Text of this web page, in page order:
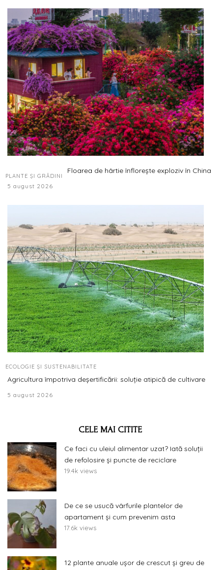
PLANTE ȘI GRĂDINI
Floarea de hârtie înflorește exploziv în China
5 august 2026
ECOLOGIE ȘI SUSTENABILITATE
Agricultura împotriva deșertificării: soluție atipică de cultivare
5 august 2026
CELE MAI CITITE
Ce faci cu uleiul alimentar uzat? Iată soluții
de refolosire și puncte de reciclare
19.4k views
De ce se usucă vârfurile plantelor de
apartament și cum prevenim asta
17.6k views
12 plante anuale ușor de crescut și greu de